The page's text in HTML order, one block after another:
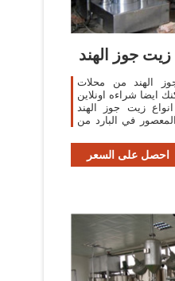
زيت جوز الهند
الهند من محلات
ايضا شراءه اونلاين
زيت جوز الهند
المعصور في البارد من
احصل على السعر